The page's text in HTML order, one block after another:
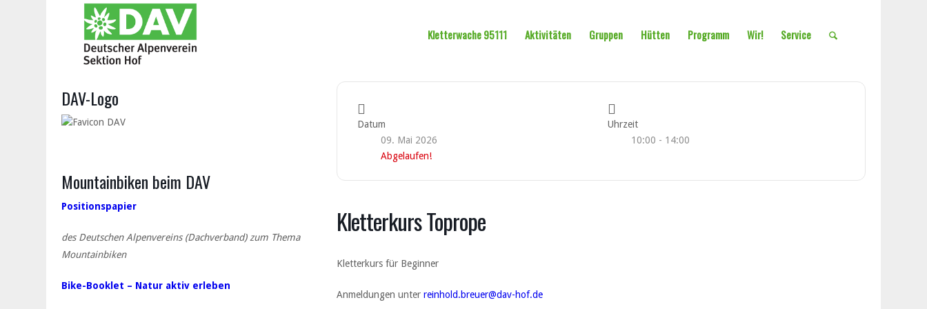
Kletterwache 95111 Aktivitäten Gruppen Hütten Programm Wir! Service
DAV-Logo
Mountainbiken beim DAV
Positionspapier
des Deutschen Alpenvereins (Dachverband) zum Thema
Mountainbiken
Bike-Booklet – Natur aktiv erleben
Datum
09. Mai 2026
Abgelaufen!
Uhrzeit
10:00 - 14:00
Kletterkurs Toprope
Kletterkurs für Beginner
Anmeldungen unter reinhold.breuer@dav-hof.de